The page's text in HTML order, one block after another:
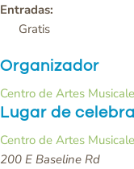
Entradas:
Gratis
Organizador
Centro de Artes
Lugar de
Centro de Artes
200 E Baseline Rd